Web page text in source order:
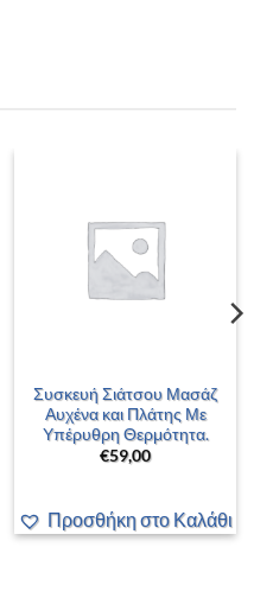
Συσκευή Σιάτσου Μασάζ
Αυχένα και Πλάτης Με
Υπέρυθρη Θερμότητα.
€59,00
Προσθήκη στο Καλάθι